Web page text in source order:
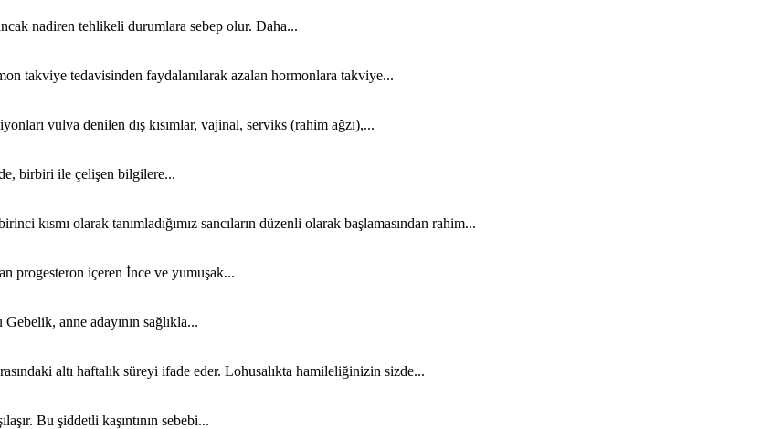
nadiren tehlikeli durumlara sebep olur. Daha...
takviye tedavisinden faydalanılarak azalan hormonlara takviye...
vulva denilen dış kısımlar, vajinal, serviks (rahim ağzı),...
birbiri ile çelişen bilgilere...
olarak tanımladığımız sancıların düzenli olarak başlamasından rahim...
progesteron içeren İnce ve yumuşak...
anne adayının sağlıkla...
altı haftalık süreyi ifade eder. Lohusalıkta hamileliğinizin sizde...
Bu şiddetli kaşıntının sebebi...